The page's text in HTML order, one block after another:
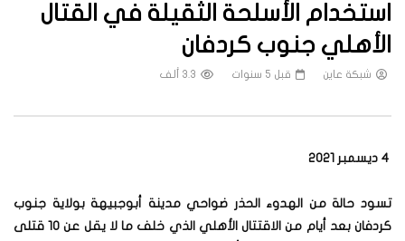
استخدام الأسلحة الثقيلة في القتال
الأهلي جنوب كردفان
شبكة عاين قبل 5 سنوات 3.3 ألف
4 ديسمبر 2021
تسود حالة من الهدوء الحذر ضواحي مدينة أبوجبيهة بولاية جنوب
كردفان بعد أيام من الاقتتال الأهلي الذي خلف ما لا يقل عن 10 قتلى